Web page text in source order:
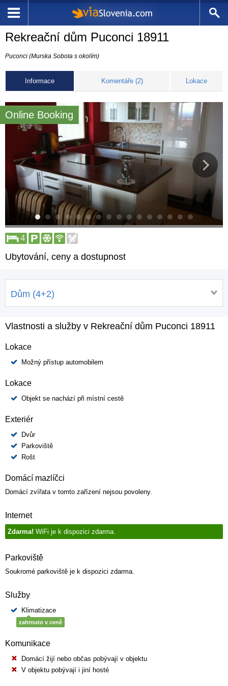
Rekreační dům Puconci 18911
Puconci (Murska Sobota s okolím)
Informace Komentáře (2) Lokace
Online Booking
4
Ubytování, ceny a dostupnost
Dům (4+2)
Vlastnosti a služby v Rekreační dům Puconci 18911
Lokace
Možný přístup automobilem
Lokace
Objekt se nachází při místní cestě
Exteriér
Dvůr
Parkoviště
Rošt
Domácí mazlíčci
Domácí zvířata v tomto zařízení nejsou povoleny.
Internet
Zdarma! WiFi je k dispozici zdarma.
Parkoviště
Soukromé parkoviště je k dispozici zdarma.
Služby
Klimatizace
zahrnuto v ceně
Komunikace
Domácí žijí nebo občas pobývají v objektu
V objektu pobývají i jiní hosté